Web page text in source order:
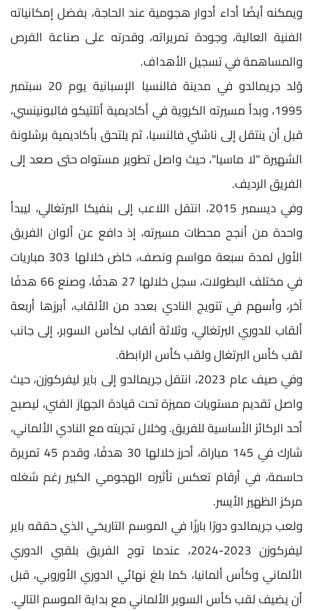
ويمكنه أيضًا أداء أدوار هجومية عند الحاجة، بفضل إمكانياته
الفنية العالية، وجودة تمريراته، وقدرته على صناعة الفرص
والمساهمة في تسجيل الأهداف.
وُلد جريمالدو في مدينة فالنسيا الإسبانية يوم 20 سبتمبر
1995، وبدأ مسيرته الكروية في أكاديمية أتلتيكو فالبونينسي،
قبل أن ينتقل إلى ناشئي فالنسيا، ثم يلتحق بأكاديمية برشلونة
الشهيرة "لا ماسيا"، حيث واصل تطوير مستواه حتى صعد إلى
الفريق الرديف.
وفي ديسمبر 2015، انتقل اللاعب إلى بنفيكا البرتغالي، ليبدأ
واحدة من أنجح محطات مسيرته، إذ دافع عن ألوان الفريق
الأول لمدة سبعة مواسم ونصف، خاض خلالها 303 مباريات
في مختلف البطولات، سجل خلالها 27 هدفًا، وصنع 66 هدفًا
آخر، وأسهم في تتويج النادي بعدد من الألقاب، أبرزها أربعة
ألقاب للدوري البرتغالي، وثلاثة ألقاب لكأس السوبر، إلى جانب
لقب كأس البرتغال ولقب كأس الرابطة.
وفي صيف عام 2023، انتقل جريمالدو إلى باير ليفركوزن، حيث
واصل تقديم مستويات مميزة تحت قيادة الجهاز الفني، ليصبح
أحد الركائز الأساسية للفريق. وخلال تجربته مع النادي الألماني،
شارك في 145 مباراة، أحرز خلالها 30 هدفًا، وقدم 45 تمريرة
حاسمة، في أرقام تعكس تأثيره الهجومي الكبير رغم شغله
مركز الظهير الأيسر.
ولعب جريمالدو دورًا بارزًا في الموسم التاريخي الذي حققه باير
ليفركوزن 2023-2024، عندما توج الفريق بلقبي الدوري
الألماني وكأس ألمانيا، كما بلغ نهائي الدوري الأوروبي، قبل
أن يضيف لقب كأس السوبر الألماني مع بداية الموسم التالي.